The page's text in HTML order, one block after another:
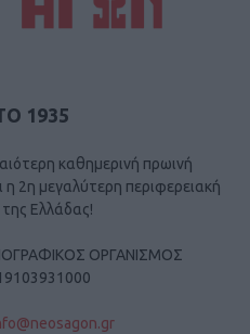
1935
καθημερινή πρωινή
2η μεγαλύτερη περιφερειακή
Ελλάδας!
ΟΡΓΑΝΙΣΜΟΣ